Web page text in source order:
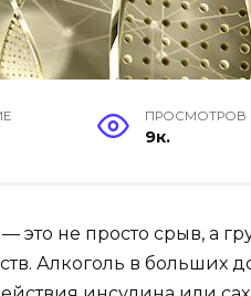
ПРОСМОТРОВ
9к.
это не просто срыв, а
Алкоголь в больших